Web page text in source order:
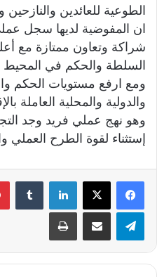
الطوعية للعائدين والنازحين
ان المفوضية لديها سجل
شراكة وتعاون ممتازة مع
السلطة والحكم في المحيط
ومع ارفع مستويات الحكم
والدولية والمحلية العاملة
وهو نهج عملي فريد وجد
إستثناء لقوة الطرح العملي
لينكدإن